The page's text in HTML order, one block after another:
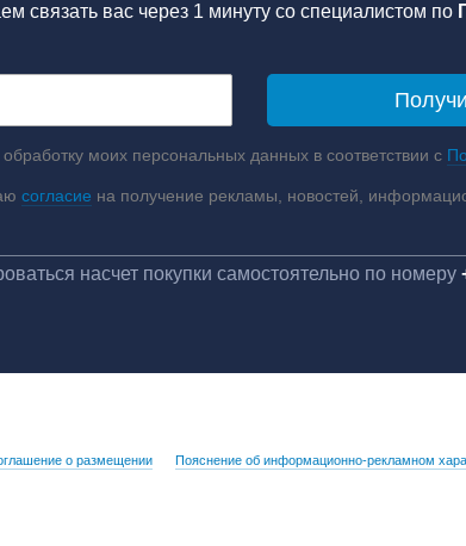
связать вас через 1 минуту со специалистом по
моих персональных данных в соответствии с
согласие на получение рекламы, новостей,
насчет покупки самостоятельно по номеру
о размещении Пояснение об информационно-рекламном